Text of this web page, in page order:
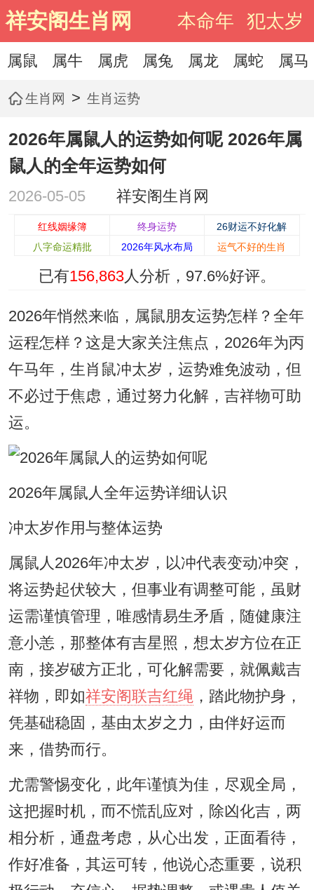
祥安阁生肖网 本命年 犯太岁
属鼠 属牛 属虎 属兔 属龙 属蛇 属马
生肖网 > 生肖运势
2026年属鼠人的运势如何呢 2026年属
鼠人的全年运势如何
2026-05-05 祥安阁生肖网
红线姻缘簿 终身运势
26财运不好化解
八字命运精批
2026年风水布局 运气不好的生肖
已有156,863人分析， 97.6%好评。
2026年悄然来临，属鼠朋友运势怎样？全年
运程怎样？这是大家关注焦点，2026年为丙
午马年，生肖鼠冲太岁，运势难免波动，但
不必过于焦虑，通过努力化解，吉祥物可助
运。
2026年属鼠人全年运势详细认识
冲太岁作用与整体运势
属鼠人2026年冲太岁，以冲代表变动冲突，
将运势起伏较大，但事业有调整可能，虽财
运需谨慎管理，唯感情易生矛盾，随健康注
意小恙，那整体有吉星照，想太岁方位在正
南，接岁破方正北，可化解需要，就佩戴吉
祥物，即如祥安阁联吉红绳，踏此物护身，
凭基础稳固，基由太岁之力，由伴好运而
来，借势而行。
尤需警惕变化，此年谨慎为佳，尽观全局，
这把握时机，而不慌乱应对，除凶化吉，两
相分析，通盘考虑，从心出发，正面看待，
作好准备，其运可转，他说心态重要，说积